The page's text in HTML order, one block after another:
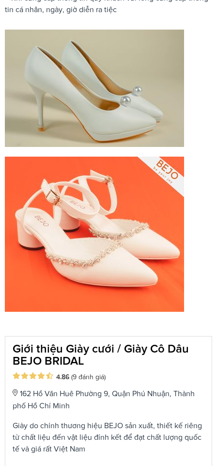
tin cá nhân, ngày, giờ diễn ra tiệc
Giới thiệu Giày cưới / Giày Cô Dâu
BEJO BRIDAL
4.86 (9 đánh giá)
162 Hồ Văn Huê Phường 9, Quận Phú Nhuận, Thành
phố Hồ Chí Minh
Giày do chính thương hiệu BEJO sản xuất, thiết kế riêng
từ chất liệu đến vật liệu đính kết để đạt chất lượng quốc
tế và giá rất Việt Nam